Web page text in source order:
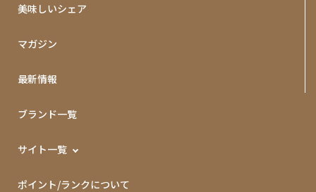
美味しいシェア
マガジン
最新情報
ブランド一覧
サイト一覧
ポイント/ランクについて